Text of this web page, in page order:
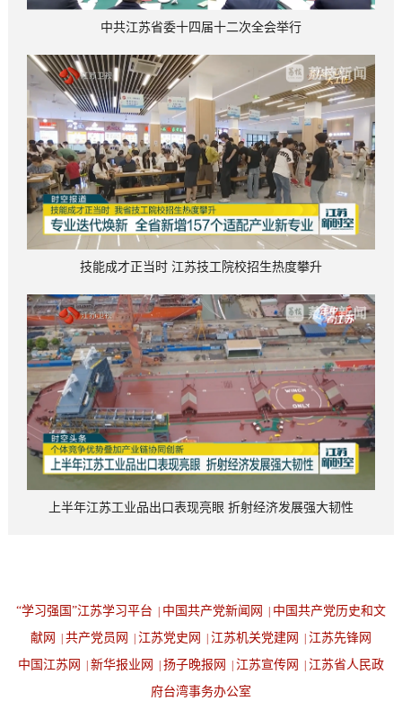
中共江苏省委十四届十二次全会举行
技能成才正当时 江苏技工院校招生热度攀升
上半年江苏工业品出口表现亮眼 折射经济发展强大韧性
“学习强国”江苏学习平台 中国共产党新闻网
中国共产党历史和文
献网
共产党员网 江苏党史网 江苏机关党建网
江苏先锋网
中国江苏网
新华报业网 扬子晚报网 江苏宣传网
江苏省人民政
府台湾事务办公室